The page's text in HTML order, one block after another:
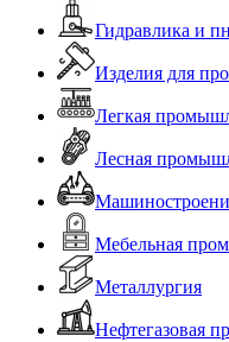
Гидравлика и
Изделия для
Легкая
Лесная
Мебельная
Металлургия
Нефтегазовая